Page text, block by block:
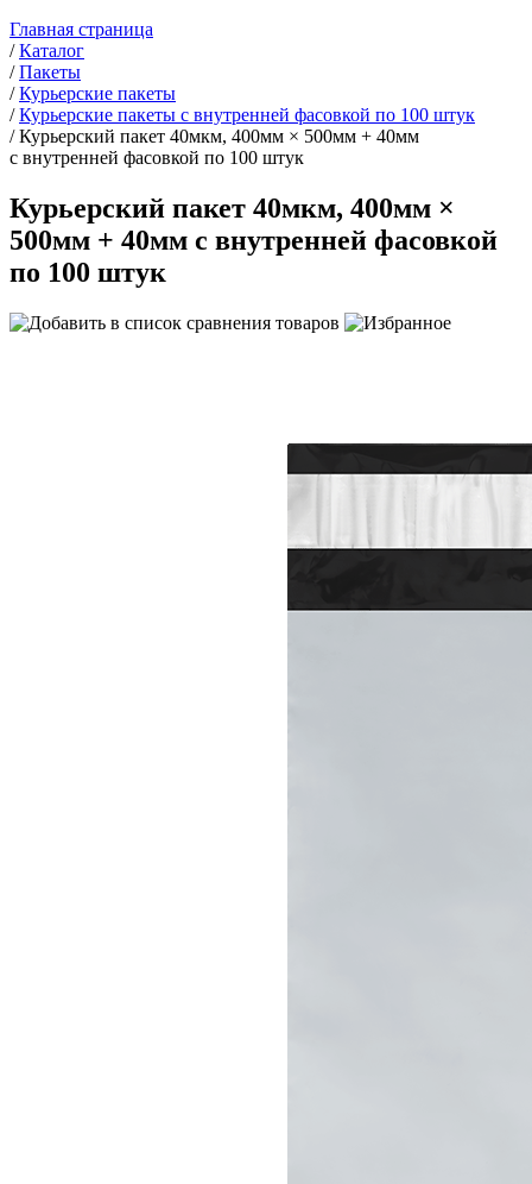
Главная страница
/ Каталог
/ Пакеты
/ Курьерские пакеты
/ Курьерские пакеты с внутренней фасовкой по 100 штук
/ Курьерский пакет 40мкм, 400мм × 500мм + 40мм
с внутренней фасовкой по 100 штук
Курьерский пакет 40мкм, 400мм ×
500мм + 40мм с внутренней фасовкой
по 100 штук